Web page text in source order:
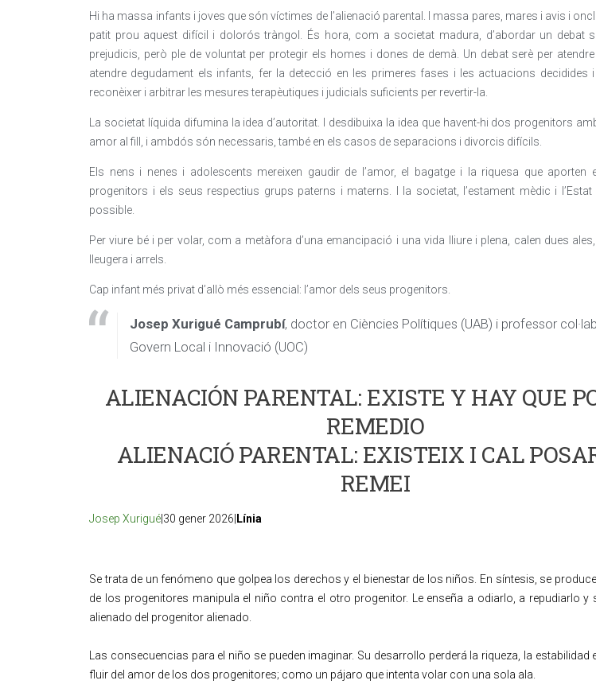
Hi ha massa infants i joves que són víctimes de l’alienació parental. I massa pares, mares i avis i
patit prou aquest difícil i dolorós tràngol. És hora, com a societat madura, d’abordar un debat
prejudicis, però ple de voluntat per protegir els homes i dones de demà. Un debat serè per atendre
atendre degudament els infants, fer la detecció en les primeres fases i les actuacions decidides
reconèixer i arbitrar les mesures terapèutiques i judicials suficients per revertir-la.
La societat líquida difumina la idea d’autoritat. I desdibuixa la idea que havent-hi dos progenitors
amor al fill, i ambdós són necessaris, també en els casos de separacions i divorcis difícils.
Els nens i nenes i adolescents mereixen gaudir de l’amor, el bagatge i la riquesa que aporten
progenitors i els seus respectius grups paterns i materns. I la societat, l’estament mèdic i
possible.
Per viure bé i per volar, com a metàfora d’una emancipació i una vida lliure i plena, calen dues
lleugera i arrels.
Cap infant més privat d’allò més essencial: l’amor dels seus progenitors.
Josep Xurigué Camprubí, doctor en Ciències Polítiques (UAB) i professor
Govern Local i Innovació (UOC)
ALIENACIÓN PARENTAL: EXISTE Y HAY QUE
REMEDIO
ALIENACIÓ PARENTAL: EXISTEIX I CAL
REMEI
Josep Xurigué |30 gener 2026| Línia
Se trata de un fenómeno que golpea los derechos y el bienestar de los niños. En síntesis, se
de los progenitores manipula el niño contra el otro progenitor. Le enseña a odiarlo, a repudiarlo y
alienado del progenitor alienado.
Las consecuencias para el niño se pueden imaginar. Su desarrollo perderá la riqueza, la estabilidad
fluir del amor de los dos progenitores; como un pájaro que intenta volar con una sola ala.